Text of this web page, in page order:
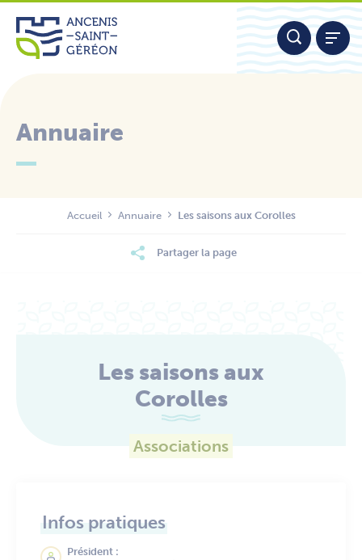
Aller
contenu
Annuaire
Accueil Annuaire Les saisons aux Corolles
Partager la page
Les saisons aux
Corolles
Associations
Infos pratiques
Président :
Panneau de gestion des cookies